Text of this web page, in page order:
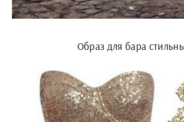
Образ для бара